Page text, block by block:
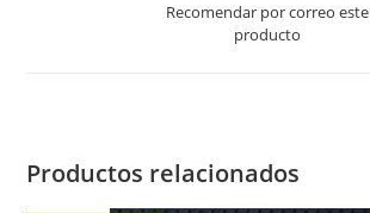
new
Recomendar por correo este
producto
Productos relacionados